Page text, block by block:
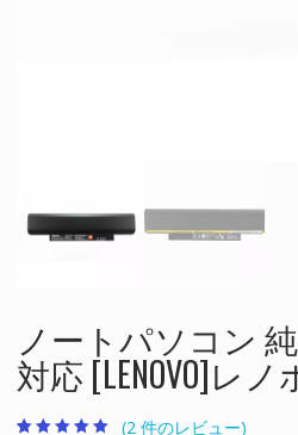
ノートパソコン
対応 [LENOVO]レノ
(2 件のレビュー)